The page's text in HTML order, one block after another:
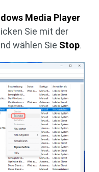
Media Player
Sie mit der
wählen Sie Stop.